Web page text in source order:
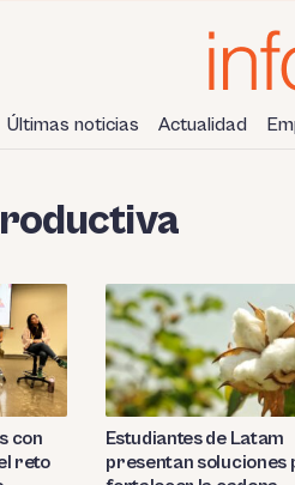
Últimas noticias Actualidad
con
reto
Estudiantes de Latam
presentan soluciones